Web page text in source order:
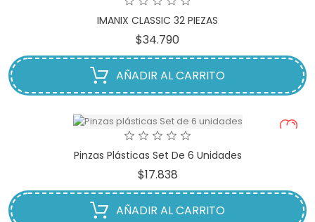
IMANIX CLASSIC 32 PIEZAS
$34.790
AÑADIR AL CARRITO
Pinzas Plásticas Set De 6 Unidades
$17.838Precio
AÑADIR AL CARRITO